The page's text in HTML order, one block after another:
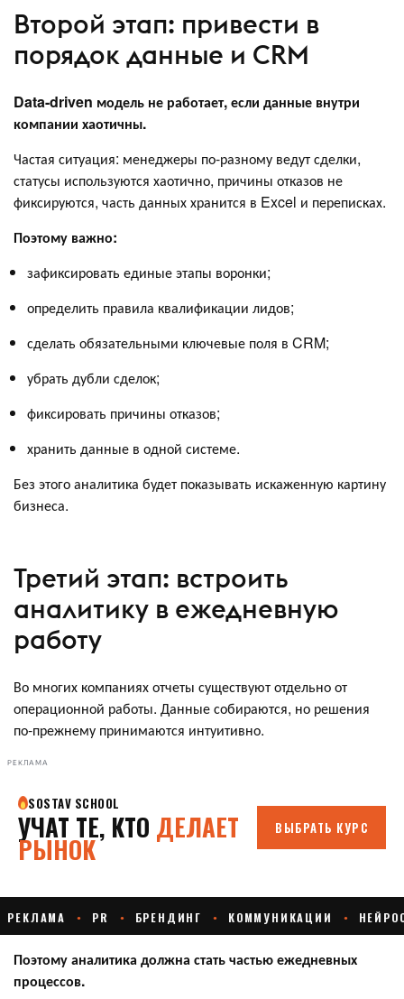
Второй этап: привести в
порядок данные и CRM
Data-driven модель не работает, если данные внутри
компании хаотичны.
Частая ситуация: менеджеры по-разному ведут сделки,
статусы используются хаотично, причины отказов не
фиксируются, часть данных хранится в Excel и переписках.
Поэтому важно:
зафиксировать единые этапы воронки;
определить правила квалификации лидов;
сделать обязательными ключевые поля в CRM;
убрать дубли сделок;
фиксировать причины отказов;
хранить данные в одной системе.
Без этого аналитика будет показывать искаженную картину
бизнеса.
Третий этап: встроить
аналитику в ежедневную
работу
Во многих компаниях отчеты существуют отдельно от
операционной работы. Данные собираются, но решения
по-прежнему принимаются интуитивно.
РЕКЛАМА
Поэтому аналитика должна стать частью ежедневных
процессов.